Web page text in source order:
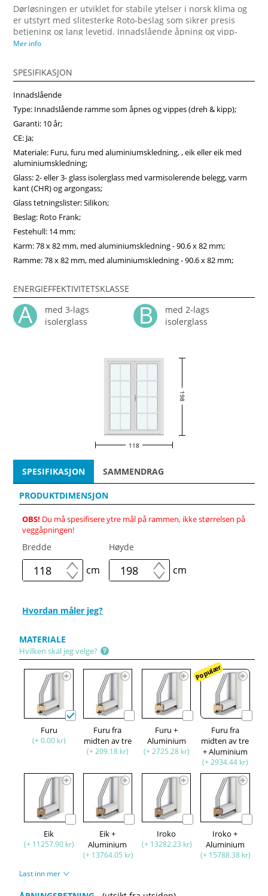
Dørløsningen er utviklet for stabile ytelser i norsk klima og
er utstyrt med slitesterke Roto-beslag som sikrer presis
betjening og lang levetid. Innadslående åpning og vipp-
funksjon på rammene gir fleksibel ventilasjon gjennom hele
bokomfort. Dette er et ideelt valg for deg som ønsker en
balkongdør med tydelig design, høy funksjonalitet og
pålitelig kvalitet. Bestill enkelt hos vindupro.no.
Mer info
SPESIFIKASJON
Innadslående
Type: Innadslående ramme som åpnes og vippes (dreh & kipp);
Garanti: 10 år;
CE: Ja;
Materiale: Furu, furu med aluminiumskledning, , eik eller eik med
aluminiumskledning;
Glass: 2- eller 3- glass isolerglass med varmisolerende belegg, varm
kant (CHR) og argongass;
Glass tetningslister: Silikon;
Beslag: Roto Frank;
Festehull: 14 mm;
Karm: 78 x 82 mm, med aluminiumskledning - 90.6 x 82 mm;
Ramme: 78 x 82 mm, med aluminiumskledning - 90.6 x 82 mm;
ENERGIEFFEKTIVITETSKLASSE
med 3-lags
isolerglass
med 2-lags
isolerglass
198
118
SPESIFIKASJON SAMMENDRAG
PRODUKTDIMENSJON
OBS! Du må spesifisere ytre mål på rammen, ikke størrelsen på
veggåpningen!
Bredde
cm
Høyde
cm
Hvordan måler jeg?
MATERIALE
Hvilken skal jeg velge?
Furu
(+ 0.00 kr)
Furu fra
midten av tre
(+ 209.18 kr)
Furu +
Aluminium
(+ 2725.28 kr)
Populær
Furu fra
midten av tre
+ Aluminium
(+ 2934.44 kr)
Eik
(+ 11257.90 kr)
Eik +
Aluminium
(+ 13764.05 kr)
Iroko
(+ 13282.23 kr)
Iroko +
Aluminium
(+ 15788.38 kr)
Last inn mer